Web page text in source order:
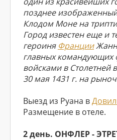
позднее
Клодом Моне на
Город известен еще и
героиня Франции
главных командующих
войсками в
30 мая 1431 г. на
Выезд из Руана в
Размещение в отеле.
2 день. ОНФЛЕР -